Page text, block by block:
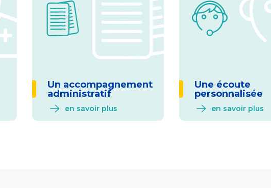
Un accompagnement
administratif
en savoir plus
Une écoute
personnalisée
en savoir plus